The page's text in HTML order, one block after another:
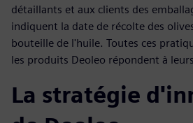
détaillants et aux clients des
indiquent la date de récolte des
bouteille de l'huile. Toutes ces
les produits Deoleo répondent à
La stratégie